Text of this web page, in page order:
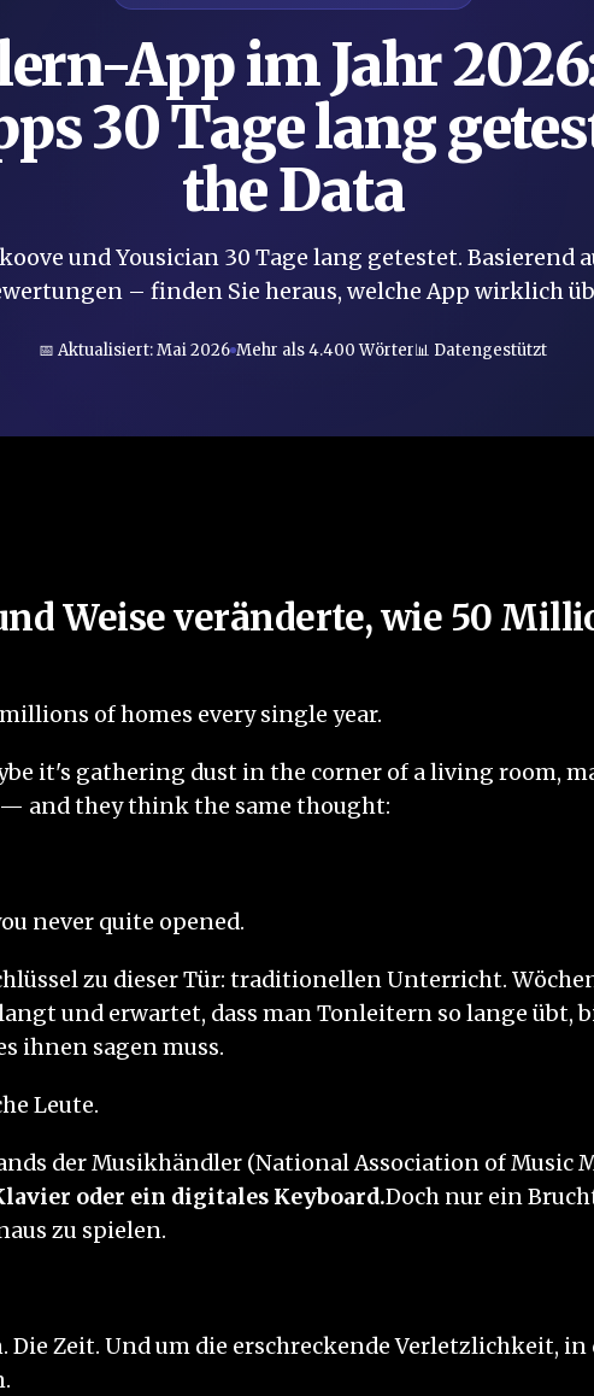
App im Jahr
30 Tage lang
the Data
und Yousician 30 Tage lang getestet. Basierend
– finden Sie heraus, welche App wirklich
📅 Aktualisiert: Mai 2026 Mehr als 4.400 Wörter📊 Datengestützt
Weise veränderte, wie 50
of homes every single year.
it's gathering dust in the corner of a living room,
and they think the same thought:
never quite opened.
zu dieser Tür: traditionellen Unterricht.
und erwartet, dass man Tonleitern so lange übt,
ihnen sagen muss.
Leute.
der Musikhändler (National Association of Music
oder ein digitales Keyboard.Doch nur ein
zu spielen.
Die Zeit. Und um die erschreckende Verletzlichkeit,